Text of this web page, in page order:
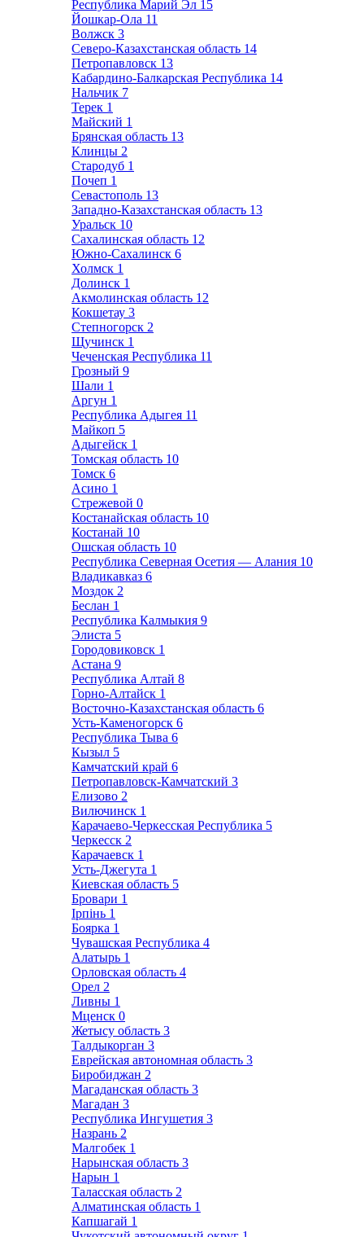
Республика Марий Эл 15
Йошкар-Ола 11
Волжск 3
Северо-Казахстанская область 14
Петропавловск 13
Кабардино-Балкарская Республика 14
Нальчик 7
Терек 1
Майский 1
Брянская область 13
Клинцы 2
Стародуб 1
Почеп 1
Севастополь 13
Западно-Казахстанская область 13
Уральск 10
Сахалинская область 12
Южно-Сахалинск 6
Холмск 1
Долинск 1
Акмолинская область 12
Кокшетау 3
Степногорск 2
Щучинск 1
Чеченская Республика 11
Грозный 9
Шали 1
Аргун 1
Республика Адыгея 11
Майкоп 5
Адыгейск 1
Томская область 10
Томск 6
Асино 1
Стрежевой 0
Костанайская область 10
Костанай 10
Ошская область 10
Республика Северная Осетия — Алания 10
Владикавказ 6
Моздок 2
Беслан 1
Республика Калмыкия 9
Элиста 5
Городовиковск 1
Астана 9
Республика Алтай 8
Горно-Алтайск 1
Восточно-Казахстанская область 6
Усть-Каменогорск 6
Республика Тыва 6
Кызыл 5
Камчатский край 6
Петропавловск-Камчатский 3
Елизово 2
Вилючинск 1
Карачаево-Черкесская Республика 5
Черкесск 2
Карачаевск 1
Усть-Джегута 1
Киевская область 5
Бровари 1
Ірпінь 1
Боярка 1
Чувашская Республика 4
Алатырь 1
Орловская область 4
Орел 2
Ливны 1
Мценск 0
Жетысу область 3
Талдыкорган 3
Еврейская автономная область 3
Биробиджан 2
Магаданская область 3
Магадан 3
Республика Ингушетия 3
Назрань 2
Малгобек 1
Нарынская область 3
Нарын 1
Таласская область 2
Алматинская область 1
Капшагай 1